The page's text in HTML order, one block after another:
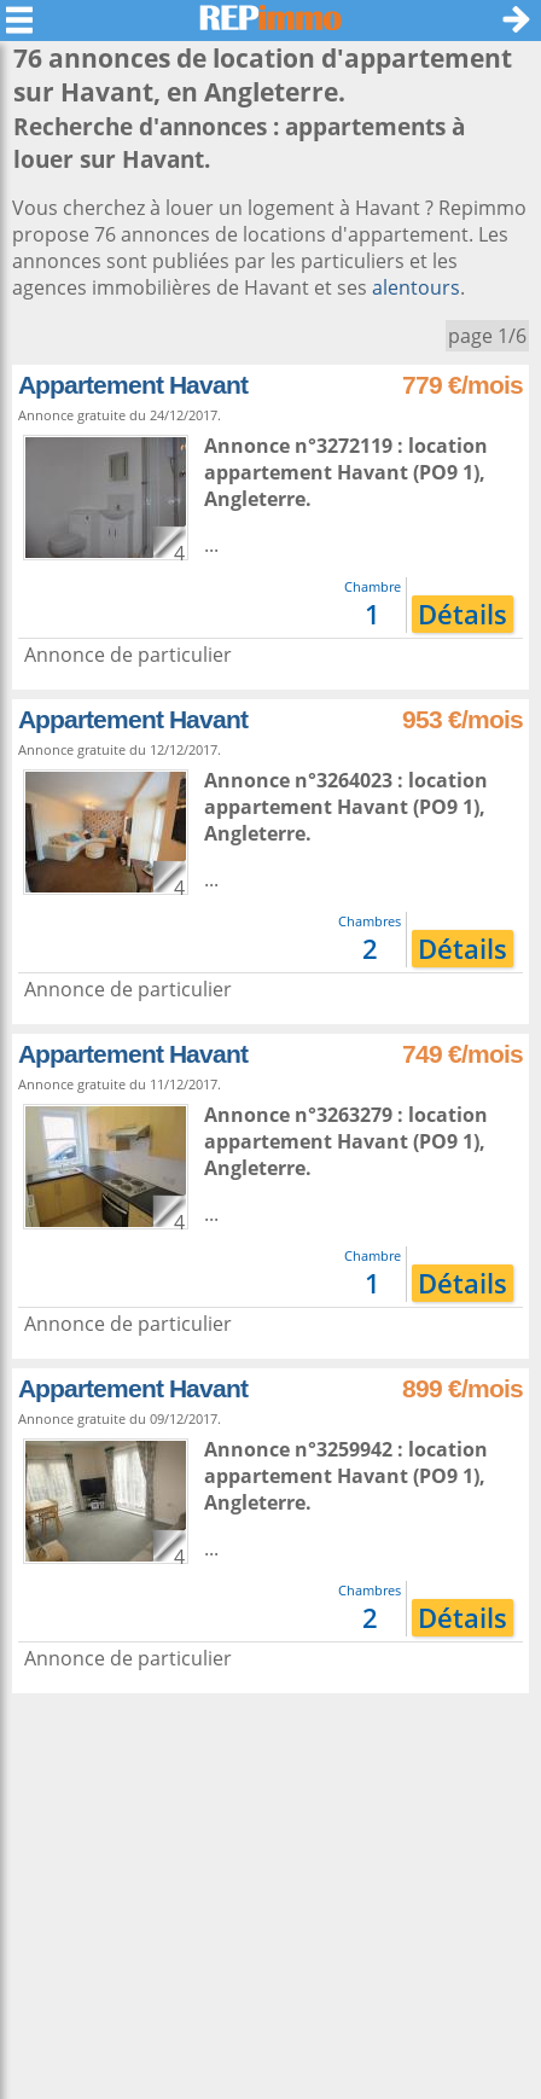
76 annonces de location d'appartement
sur Havant, en Angleterre.
Recherche d'annonces : appartements à
louer sur Havant.
Vous cherchez à louer un logement à Havant ? Repimmo
propose 76 annonces de locations d'appartement. Les
annonces sont publiées par les particuliers et les
agences immobilières de Havant et ses alentours.
page 1/6
Appartement Havant 779 €/mois
Annonce gratuite du 24/12/2017.
4
Annonce n°3272119 : location
appartement Havant(PO9 1),
Angleterre.
...
Chambre
1 Détails
Annonce de particulier
Appartement Havant 953 €/mois
Annonce gratuite du 12/12/2017.
4
Annonce n°3264023 : location
appartement Havant(PO9 1),
Angleterre.
...
Chambres
2 Détails
Annonce de particulier
Appartement Havant 749 €/mois
Annonce gratuite du 11/12/2017.
4
Annonce n°3263279 : location
appartement Havant(PO9 1),
Angleterre.
...
Chambre
1 Détails
Annonce de particulier
Appartement Havant 899 €/mois
Annonce gratuite du 09/12/2017.
4
Annonce n°3259942 : location
appartement Havant(PO9 1),
Angleterre.
...
Chambres
2 Détails
Annonce de particulier